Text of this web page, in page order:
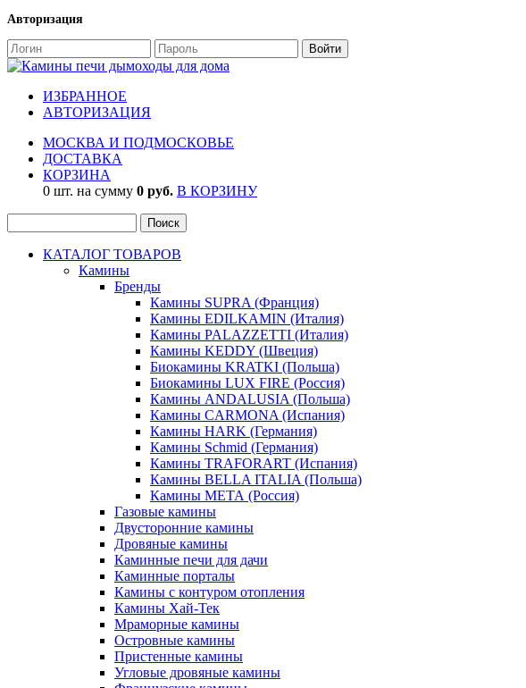
Авторизация
ИЗБРАННОЕ
АВТОРИЗАЦИЯ
МОСКВА И ПОДМОСКОВЬЕ
ДОСТАВКА
КОРЗИНА
0 шт. на сумму 0 руб. В КОРЗИНУ
КАТАЛОГ ТОВАРОВ
Камины
Бренды
Камины SUPRA (Франция)
Камины EDILKAMIN (Италия)
Камины PALAZZETTI (Италия)
Камины KEDDY (Швеция)
Биокамины KRATKI (Польша)
Биокамины LUX FIRE (Россия)
Камины ANDALUSIA (Польша)
Камины CARMONA (Испания)
Камины HARK (Германия)
Камины Schmid (Германия)
Камины TRAFORART (Испания)
Камины BELLA ITALIA (Польша)
Камины МЕТА (Россия)
Газовые камины
Двусторонние камины
Дровяные камины
Каминные печи для дачи
Каминные порталы
Камины с контуром отопления
Камины Хай-Тек
Мраморные камины
Островные камины
Пристенные камины
Угловые дровяные камины